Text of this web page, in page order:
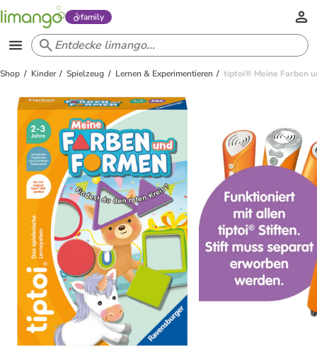
family
Shop Kinder Spielzeug Lernen & Experimentieren tiptoi® Meine Farben